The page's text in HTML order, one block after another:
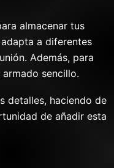
almacenar tus
a diferentes
Además, para
sencillo.
detalles, haciendo de
de añadir esta